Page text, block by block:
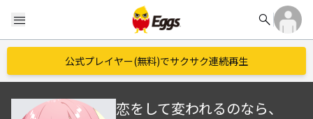
menu search
公式プレイヤー(無料)でサクサク連続再生
恋をして変われるのなら、